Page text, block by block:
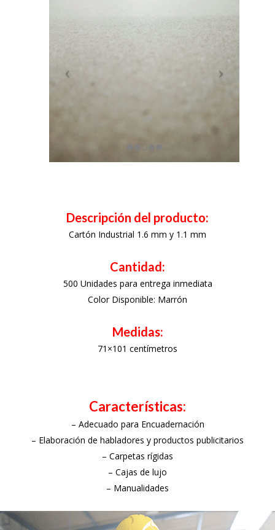
Descripción del producto:
Cartón Industrial 1.6 mm y 1.1 mm
Cantidad:
500 Unidades para entrega inmediata
Color Disponible: Marrón
Medidas:
71×101 centímetros
Características:
– Adecuado para Encuadernación
– Elaboración de habladores y productos publicitarios
– Carpetas rígidas
– Cajas de lujo
– Manualidades